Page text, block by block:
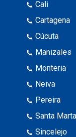
Cali
Cartagena
Cúcuta
Manizales
Monteria
Neiva
Pereira
Santa Marta
Sincelejo